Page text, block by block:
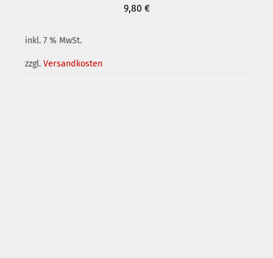
IN DEN WARENKORB
9,80 €
inkl. 7 % MwSt.
zzgl. Versandkosten